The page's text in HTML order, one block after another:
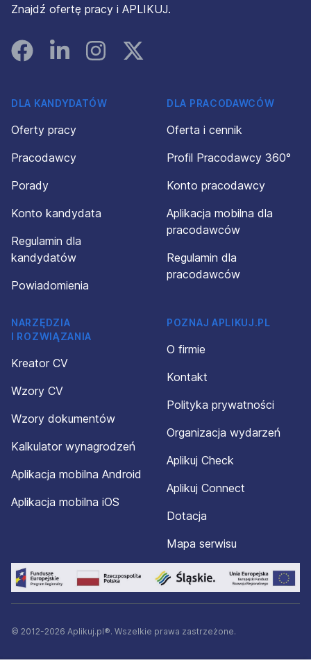
Znajdź ofertę pracy i APLIKUJ.
FacebookLinked InInstagramInstagram
DLA KANDYDATÓW
Oferty pracy
Pracodawcy
Porady
Konto kandydata
Regulamin dla
kandydatów
Powiadomienia
DLA PRACODAWCÓW
Oferta i cennik
Profil Pracodawcy 360°
Konto pracodawcy
Aplikacja mobilna dla
pracodawców
Regulamin dla
pracodawców
NARZĘDZIA
I ROZWIĄZANIA
Kreator CV
Wzory CV
Wzory dokumentów
Kalkulator wynagrodzeń
Aplikacja mobilna Android
Aplikacja mobilna iOS
POZNAJ APLIKUJ.PL
O firmie
Kontakt
Polityka prywatności
Organizacja wydarzeń
Aplikuj Check
Aplikuj Connect
Dotacja
Mapa serwisu
© 2012-2026 Aplikuj.pl®. Wszelkie prawa zastrzeżone.